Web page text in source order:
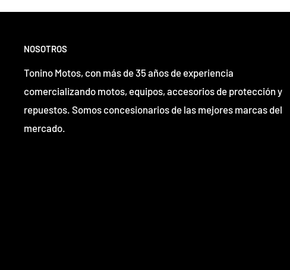
NOSOTROS
Tonino Motos, con más de 35 años de experiencia
comercializando motos, equipos, accesorios de protección y
repuestos. Somos concesionarios de las mejores marcas del
mercado.